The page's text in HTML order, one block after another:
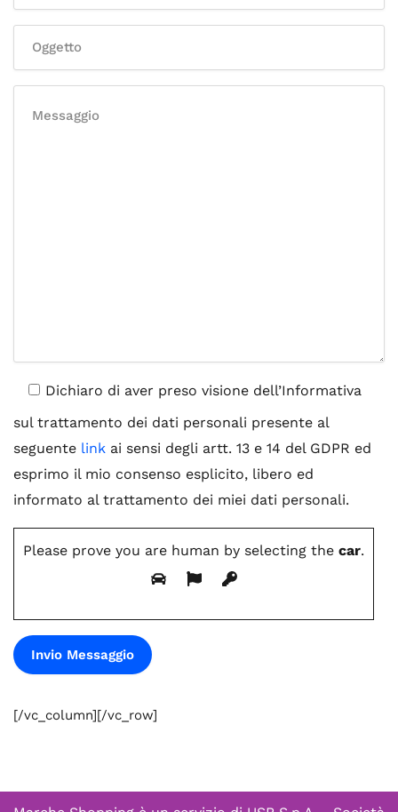
Dichiaro di aver preso visione dell’Informativa
sul trattamento dei dati personali presente al
seguente link ai sensi degli artt. 13 e 14 del GDPR ed
esprimo il mio consenso esplicito, libero ed
informato al trattamento dei miei dati personali.
Please prove you are human by selecting the car.
[/vc_column][/vc_row]